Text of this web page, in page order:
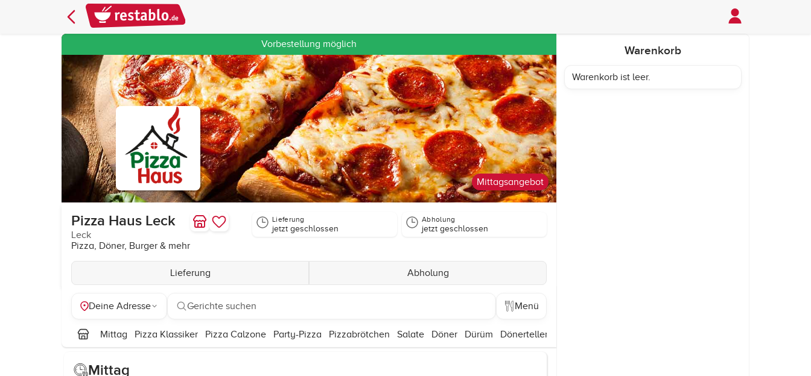
Vorbestellung möglich
Mittagsangebot
Pizza Haus Leck
Leck
Pizza, Döner, Burger & mehr
Lieferung
jetzt geschlossen
Abholung
jetzt geschlossen
Lieferung Abholung
Deine Adresse Gerichte suchen Menü
Mittag Pizza Klassiker Pizza Calzone Party-Pizza Pizzabrötchen Salate Döner Dürüm Dönerteller
Mittag
Warenkorb
Warenkorb ist leer.